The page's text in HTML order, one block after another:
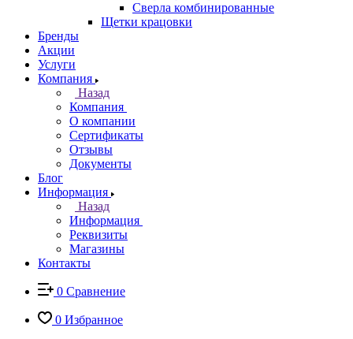
Сверла комбинированные
Щетки крацовки
Бренды
Акции
Услуги
Компания
Назад
Компания
О компании
Сертификаты
Отзывы
Документы
Блог
Информация
Назад
Информация
Реквизиты
Магазины
Контакты
0 Сравнение
0 Избранное